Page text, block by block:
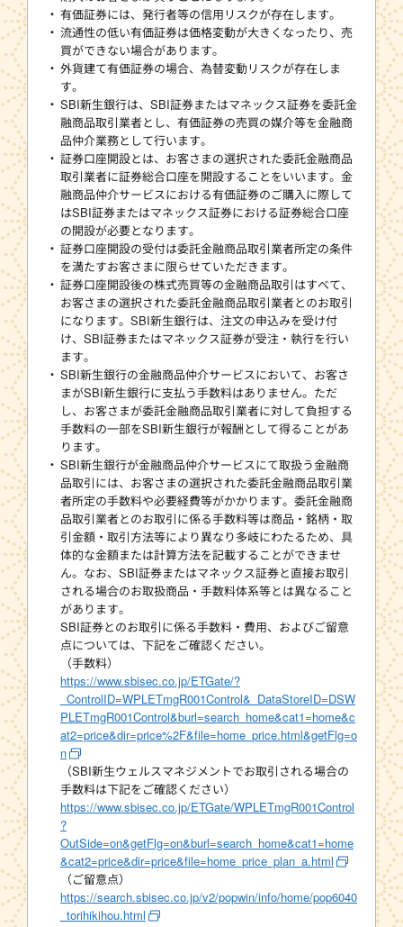
有価証券には、発行者等の信用リスクが存在します。
流通性の低い有価証券は価格変動が大きくなったり、売
買ができない場合があります。
外貨建て有価証券の場合、為替変動リスクが存在しま
す。
SBI新生銀行は、SBI証券またはマネックス証券を委託金
融商品取引業者とし、有価証券の売買の媒介等を金融商
品仲介業務として行います。
証券口座開設とは、お客さまの選択された委託金融商品
取引業者に証券総合口座を開設することをいいます。金
融商品仲介サービスにおける有価証券のご購入に際して
はSBI証券またはマネックス証券における証券総合口座
の開設が必要となります。
証券口座開設の受付は委託金融商品取引業者所定の条件
を満たすお客さまに限らせていただきます。
証券口座開設後の株式売買等の金融商品取引はすべて、
お客さまの選択された委託金融商品取引業者とのお取引
になります。SBI新生銀行は、注文の申込みを受け付
け、SBI証券またはマネックス証券が受注・執行を行い
ます。
SBI新生銀行の金融商品仲介サービスにおいて、お客さ
まがSBI新生銀行に支払う手数料はありません。ただ
し、お客さまが委託金融商品取引業者に対して負担する
手数料の一部をSBI新生銀行が報酬として得ることがあ
ります。
SBI新生銀行が金融商品仲介サービスにて取扱う金融商
品取引には、お客さまの選択された委託金融商品取引業
者所定の手数料や必要経費等がかかります。委託金融商
品取引業者とのお取引に係る手数料等は商品・銘柄・取
引金額・取引方法等により異なり多岐にわたるため、具
体的な金額または計算方法を記載することができませ
ん。なお、SBI証券またはマネックス証券と直接お取引
される場合のお取扱商品・手数料体系等とは異なること
があります。
SBI証券とのお取引に係る手数料・費用、およびご留意
点については、下記をご確認ください。
（手数料）
https://www.sbisec.co.jp/ETGate/?
_ControlID=WPLETmgR001Control&_DataStoreID=DSW
PLETmgR001Control&burl=search_home&cat1=home&c
at2=price&dir=price%2F&file=home_price.html&getFlg=o
n
（SBI新生ウェルスマネジメントでお取引される場合の
手数料は下記をご確認ください）
https://www.sbisec.co.jp/ETGate/WPLETmgR001Control
?
OutSide=on&getFlg=on&burl=search_home&cat1=home
&cat2=price&dir=price&file=home_price_plan_a.html
（ご留意点）
https://search.sbisec.co.jp/v2/popwin/info/home/pop6040
_torihikihou.html